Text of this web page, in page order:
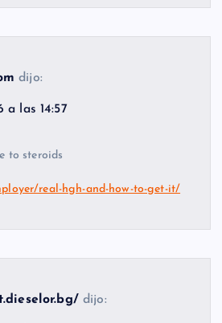
dijo:
a las 14:57
to steroids
real-hgh-and-how-to-get-it/
dijo: